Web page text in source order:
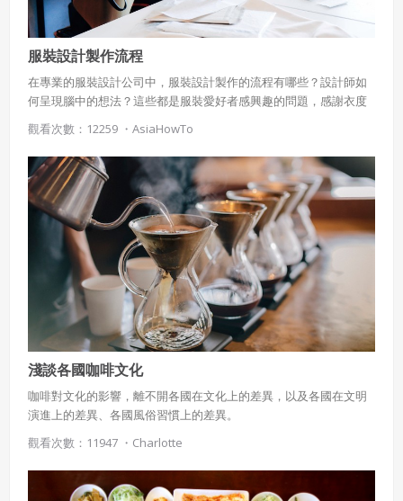
服裝設計製作流程
在專業的服裝設計公司中，服裝設計製作的流程有哪些？設計師如
何呈現腦中的想法？這些都是服裝愛好者感興趣的問題，感謝衣度
開發有限公司，讓AsiaHowTO的拍攝團隊進入服裝設計開法的現
場，記錄下了寶貴的內容，對服裝設計感興趣的您一定不能錯過。
觀看次數：12259 ・ AsiaHowTo
淺談各國咖啡文化
咖啡對文化的影響，離不開各國在文化上的差異，以及各國在文明
演進上的差異、各國風俗習慣上的差異。
觀看次數：11947 ・ Charlotte